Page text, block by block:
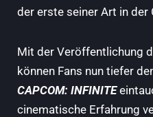
der erste seiner Art in der
Mit der Veröffentlichung
können Fans nun tiefer
CAPCOM: INFINITE
cinematische Erfahrung